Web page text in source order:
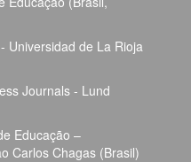
Universidad de La Rioja
Journals - Lund
Educação –
Carlos Chagas (Brasil)